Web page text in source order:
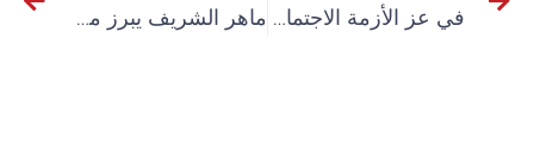
في عز الأزمة الاجتماعية.. السيسي يريد رفع أسعار “العيش” المدعم ماهر الشريف يبرز ملامح الاقتناع بأن “إسرائيل دولة فصل عنصري”